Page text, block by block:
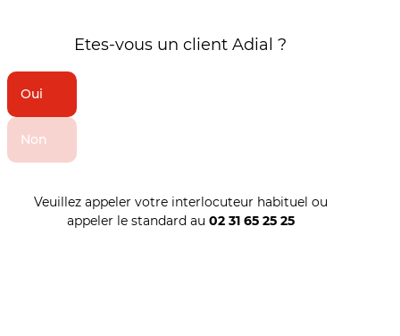
Etes-vous un client Adial ?
Oui
Non
Veuillez appeler votre interlocuteur habituel ou
appeler le standard au 02 31 65 25 25